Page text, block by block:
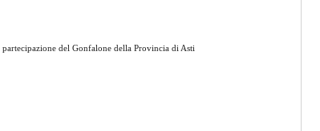
del Gonfalone della Provincia di Asti